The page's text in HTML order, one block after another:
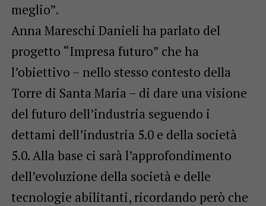
meglio”.
Anna Mareschi Danieli ha parlato del
progetto “Impresa futuro” che ha
l’obiettivo – nello stesso contesto della
Torre di Santa Maria – di dare una visione
del futuro dell’industria seguendo i
dettami dell’industria 5.0 e della società
5.0. Alla base ci sarà l’approfondimento
dell’evoluzione della società e delle
tecnologie abilitanti, ricordando però che